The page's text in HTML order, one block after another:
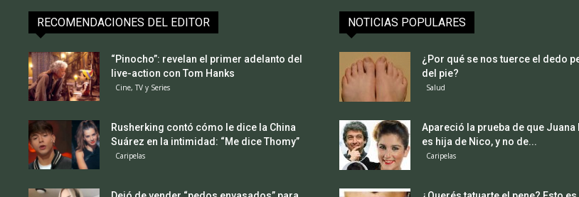
RECOMENDACIONES DEL EDITOR
“Pinocho”: revelan el primer adelanto del
live-action con Tom Hanks
Cine, TV y Series
Rusherking contó cómo le dice la China
Suárez en la intimidad: “Me dice Thomy”
Caripelas
NOTICIAS POPULARES
¿Por qué se nos tuerce el dedo
del pie?
Salud
Apareció la prueba de que Juana
es hija de Nico, y no de...
Caripelas